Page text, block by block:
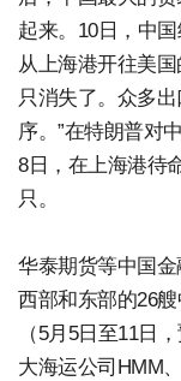
起来。10日，中
从上海港开往美
只消失了。众多
序。”在特朗普对
8日，在上海港待
只。
华泰期货等中国
西部和东部的26
（5月5日至11日
大海运公司HMM